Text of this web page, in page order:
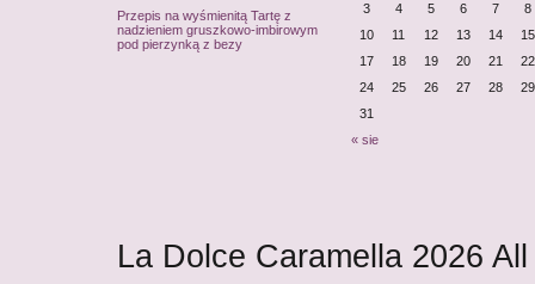
Przepis na wyśmienitą Tartę z
nadzieniem gruszkowo-imbirowym
pod pierzynką z bezy
« sie
3
4 5 6 7
8
10
11 12 13 14
15
17
18 19 20 21
22
24
25 26 27 28
29
31
La Dolce Caramella 2026